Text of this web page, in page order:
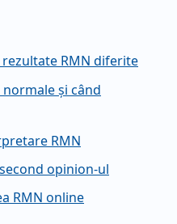
RMN diferite
și când
RMN
opinion-ul
RMN online